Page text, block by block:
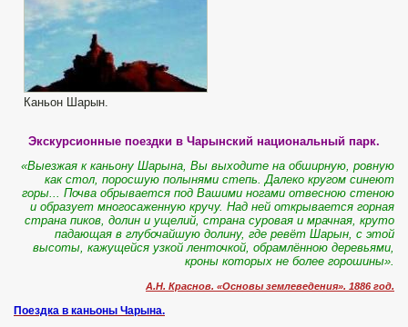
Каньон Шарын.
Экскурсионные поездки в Чарынский национальный парк.
«Выезжая к каньону Шарына, Вы выходите на обширную, ровную
как стол, поросшую полынями степь. Далеко кругом синеют
горы... Почва обрывается под Вашими ногами отвесною стеною
и образует многосаженную кручу. Над ней открывается горная
страна пиков, долин и ущелий, страна суровая и мрачная, круто
падающая в глубочайшую долину, где ревёт Шарын, с этой
высоты, кажущейся узкой ленточкой, обрамлённою деревьями,
кроны которых не более горошины».
А.Н. Краснов. «Основы землеведения». 1886 год.
Поездка в каньоны Чарына.